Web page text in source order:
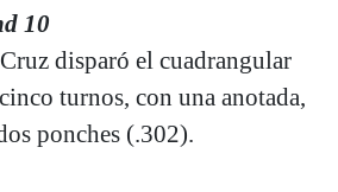
10
disparó el cuadrangular
turnos, con una anotada,
ponches (.302).